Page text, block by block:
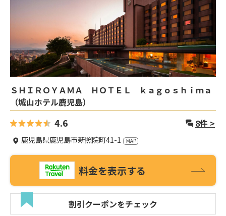
ＳＨＩＲＯＹＡＭＡ ＨＯＴＥＬ ｋａｇｏｓｈｉｍａ
（城山ホテル鹿児島）
4.6 8件 >
鹿児島県鹿児島市新照院町41-1
料金を表示する
割引クーポンをチェック